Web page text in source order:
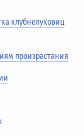
клубнелуковиц
произрастания